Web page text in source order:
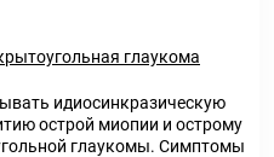
глаукома
идиосинкразическую
острой миопии и острому
глаукомы. Симптомы